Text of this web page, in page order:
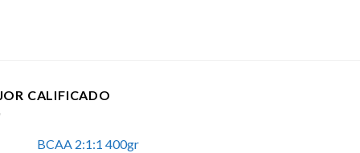
CALIFICADO
BCAA 2:1:1 400gr